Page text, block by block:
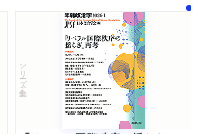
シリーズ・全集